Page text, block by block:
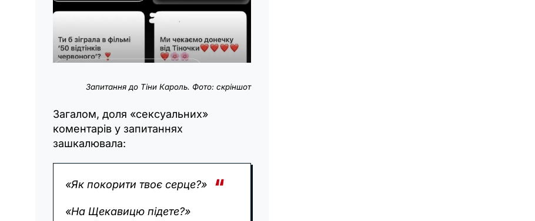
Запитання до Тіни Кароль. Фото: скріншот
Загалом, доля «сексуальних»
коментарів у запитаннях
зашкалювала:
«Як покорити твоє серце?»
«На Щекавицю підете?»